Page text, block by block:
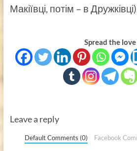
Макіївці, потім – в Дружківці).
Spread the love
Leave a reply
Default Comments (0) Facebook